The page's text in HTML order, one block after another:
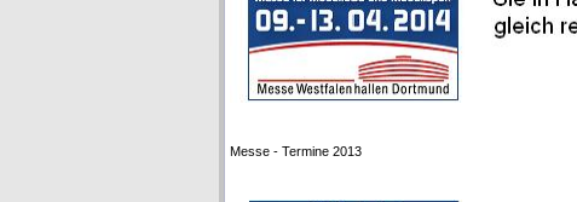
Messe - Termine 2013